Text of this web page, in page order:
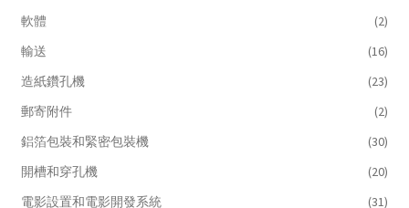
軟體
(2)
輸送
(16)
造紙鑽孔機
(23)
郵寄附件
(2)
鋁箔包裝和緊密包裝機
(30)
開槽和穿孔機
(20)
電影設置和電影開發系統
(31)